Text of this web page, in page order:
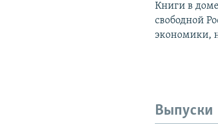
Книги в
свободной
экономики,
Выпуски